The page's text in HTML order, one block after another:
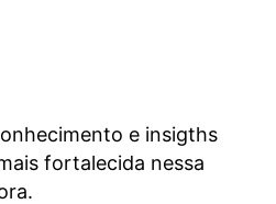
e insigths
fortalecida nessa